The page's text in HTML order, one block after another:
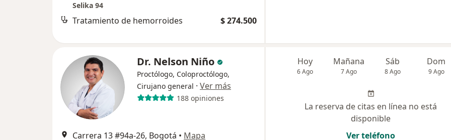
Selika 94
Tratamiento de hemorroides $ 274.500
Dr. Nelson Niño
Proctólogo, Coloproctólogo,
Cirujano general · Ver más
188 opiniones
Carrera 13 #94a-26, Bogotá • Mapa
Hoy
6 Ago
Mañana
7 Ago
Sáb
8 Ago
Dom
9 Ago
La reserva de citas en línea no está
disponible
Ver teléfono